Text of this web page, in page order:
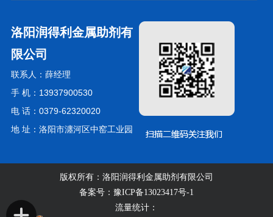
洛阳润得利金属助剂有
限公司
联系人：薛经理
手 机：13937900530
电 话：0379-62320020
地 址：洛阳市瀍河区中窑工业园
版权所有：洛阳润得利金属助剂有限公司
备案号： 豫ICP备13023417号-1
流量统计：